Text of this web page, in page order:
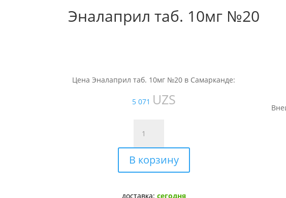
Эналаприл таб. 10мг №20
Цена Эналаприл таб. 10мг №20 в Самарканде:
5 071 UZS
товара
Эналаприл
таб.
10мг
В корзину
доставка: сегодня